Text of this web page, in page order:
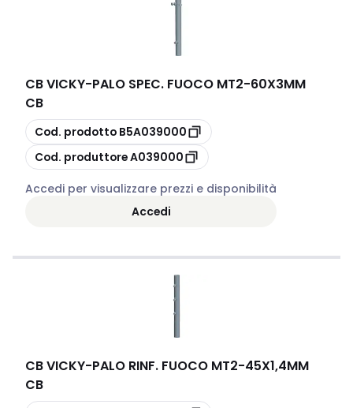
CB VICKY-PALO SPEC. FUOCO MT2-60X3MM
CB
copia
Cod. prodotto B5A039000
copia
Cod. produttoreA039000
Accedi per visualizzare prezzi e disponibilità
Accedi
CB VICKY-PALO RINF. FUOCO MT2-45X1,4MM
CB